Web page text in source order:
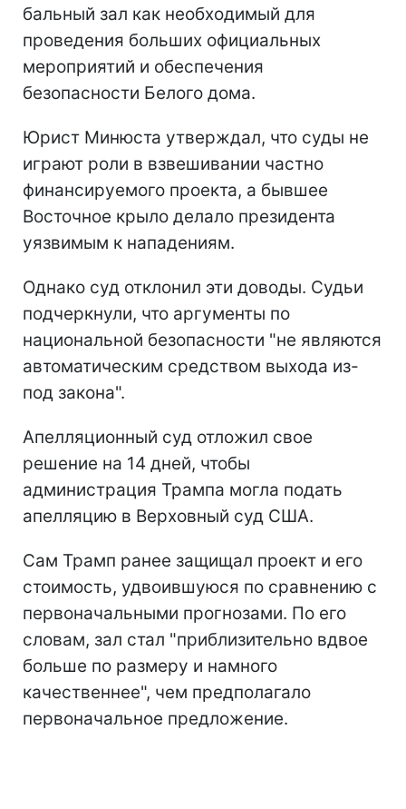
бальный зал как необходимый для
проведения больших официальных
мероприятий и обеспечения
безопасности Белого дома.
Юрист Минюста утверждал, что суды не
играют роли в взвешивании частно
финансируемого проекта, а бывшее
Восточное крыло делало президента
уязвимым к нападениям.
Однако суд отклонил эти доводы. Судьи
подчеркнули, что аргументы по
национальной безопасности "не являются
автоматическим средством выхода из-
под закона".
Апелляционный суд отложил свое
решение на 14 дней, чтобы
администрация Трампа могла подать
апелляцию в Верховный суд США.
Сам Трамп ранее защищал проект и его
стоимость, удвоившуюся по сравнению с
первоначальными прогнозами. По его
словам, зал стал "приблизительно вдвое
больше по размеру и намного
качественнее", чем предполагало
первоначальное предложение.